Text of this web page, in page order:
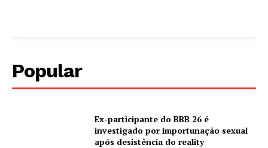
Popular
Ex-participante do BBB 26 é
investigado por importunação sexual
após desistência do reality